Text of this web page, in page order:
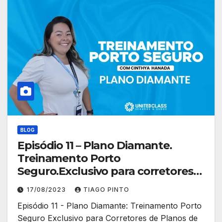
BLOG
Episódio 11 – Plano Diamante.
Treinamento Porto
Seguro.Exclusivo para corretores
de planos de saúde
17/08/2023 TIAGO PINTO
Episódio 11 - Plano Diamante: Treinamento Porto
Seguro Exclusivo para Corretores de Planos de